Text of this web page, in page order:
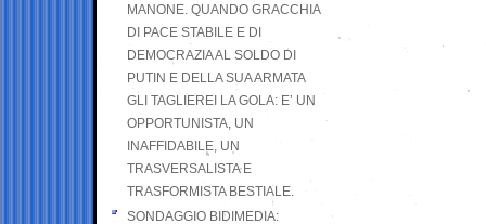
MANONE. QUANDO GRACCHIA
DI PACE STABILE E DI
DEMOCRAZIA AL SOLDO DI
PUTIN E DELLA SUA ARMATA
GLI TAGLIEREI LA GOLA: E’ UN
OPPORTUNISTA, UN
INAFFIDABILE, UN
TRASVERSALISTA E
TRASFORMISTA BESTIALE.
SONDAGGIO BIDIMEDIA: